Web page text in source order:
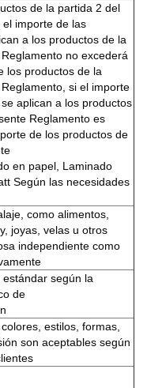
de la partida 2 del
importe de las
a los productos de la
no excederá
los productos de la
si el importe
aplican a los productos
Reglamento es
de los productos de
en papel, Laminado
Según las necesidades
como alimentos,
joyas, velas u otros
independiente como
según la
de
estilos, formas,
son aceptables según